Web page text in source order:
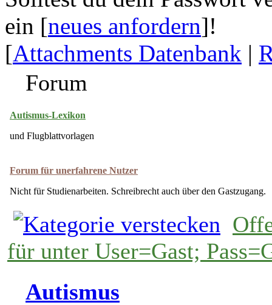
ein [neues anfordern]!
[Attachments Datenbank |
Forum
Autismus-Lexikon
und Flugblattvorlagen
Forum für unerfahrene Nutzer
Nicht für Studienarbeiten. Schreibrecht auch über den Gastzugang.
für unter User=Gast;
Autismus